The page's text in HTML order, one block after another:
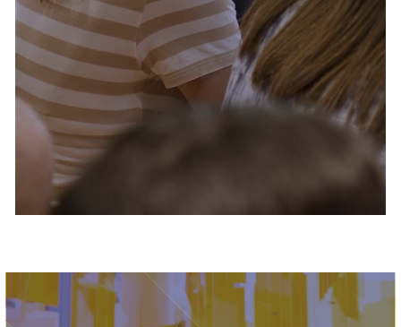
Servizi e accessibilità
Contatti
FAQ
Biglietti
Immagine